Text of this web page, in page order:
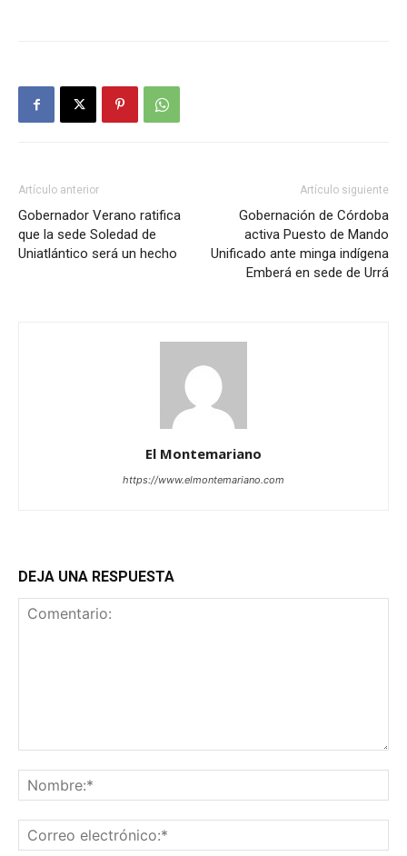
Artículo anterior
Gobernador Verano ratifica
que la sede Soledad de
Uniatlántico será un hecho
Artículo siguiente
Gobernación de Córdoba
activa Puesto de Mando
Unificado ante minga indígena
Emberá en sede de Urrá
El Montemariano
https://www.elmontemariano.com
DEJA UNA RESPUESTA